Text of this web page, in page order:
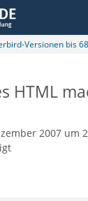
Versionen bis
HTML
2007 um